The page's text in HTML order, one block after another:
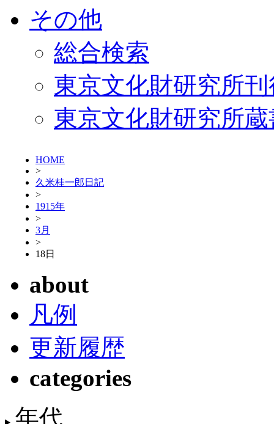
その他
総合検索
東京文化財研究所
東京文化財研究所
HOME
>
久米桂一郎日記
>
1915年
>
3月
>
18日
about
凡例
更新履歴
categories
年代